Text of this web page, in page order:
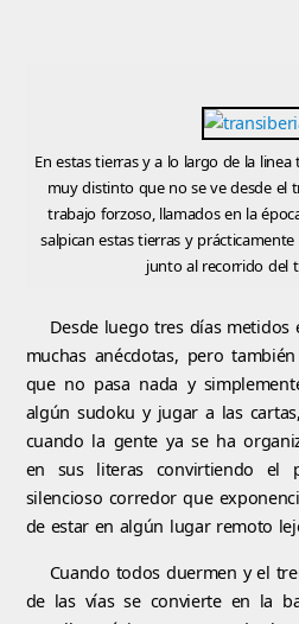
En estas tierras y a lo largo de la
muy distinto que no se ve desde el
trabajo forzoso, llamados en la
salpican estas tierras y
junto al recorrido del
Desde luego tres días
muchas anécdotas, pero
que no pasa nada y
algún sudoku y jugar a las
cuando la gente ya se ha
en sus literas convirtiendo el
silencioso corredor que
de estar en algún lugar remoto
Cuando todos duermen y el
de las vías se convierte en la